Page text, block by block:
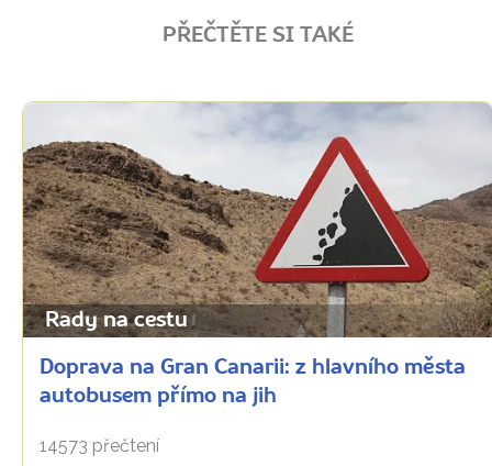
PŘEČTĚTE SI TAKÉ
Rady na cestu
Doprava na Gran Canarii: z hlavního města
autobusem přímo na jih
14573 přečtení